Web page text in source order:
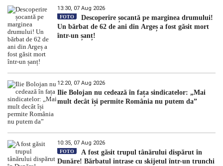
13:30, 07 Aug 2026
FOTO
Descoperire șocantă pe marginea drumului!
Un bărbat de 62 de ani din Argeș a fost găsit mort
într-un șanț!
12:20, 07 Aug 2026
Ilie Bolojan nu cedează în fața sindicatelor: „Mai
mult decât își permite România nu putem da”
10:35, 07 Aug 2026
FOTO
A fost găsit trupul tânărului dispărut în
Dunăre! Bărbatul intrase cu skijetul într-un trunchi